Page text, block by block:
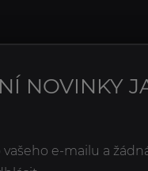
NOVINKY
e-mailu a